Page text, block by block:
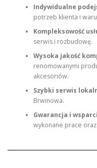
Indywidualne
potrzeb klienta i
Kompleksowość
serwis i rozbudowę.
Wysoka jakość
renomowanymi
akcesoriów.
Szybki serwis
Brwinowa.
Gwarancja i
wykonane prace